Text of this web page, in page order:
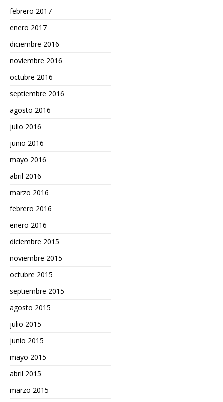
febrero 2017
enero 2017
diciembre 2016
noviembre 2016
octubre 2016
septiembre 2016
agosto 2016
julio 2016
junio 2016
mayo 2016
abril 2016
marzo 2016
febrero 2016
enero 2016
diciembre 2015
noviembre 2015
octubre 2015
septiembre 2015
agosto 2015
julio 2015
junio 2015
mayo 2015
abril 2015
marzo 2015